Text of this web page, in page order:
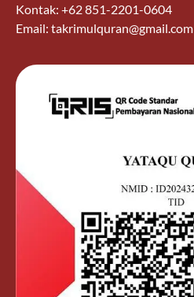
Kontak: +62 851-2201-0604
Email: takrimulquran@gmail.com